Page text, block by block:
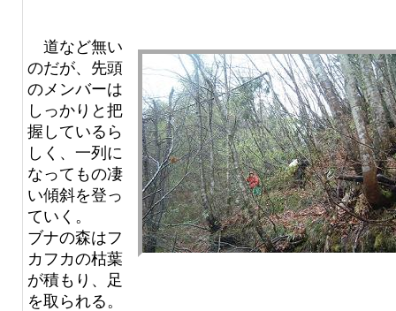
道など無い
のだが、先頭
のメンバーは
しっかりと把
握しているら
しく、一列に
なってもの凄
い傾斜を登っ
ていく。
ブナの森はフ
カフカの枯葉
が積もり、足
を取られる。